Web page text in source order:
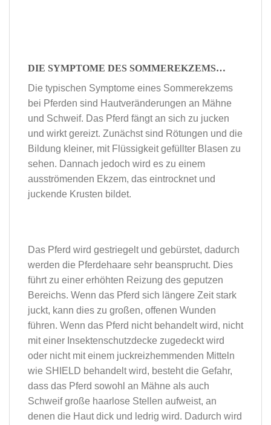
DIE SYMPTOME DES SOMMEREKZEMS…
Die typischen Symptome eines Sommerekzems
bei Pferden sind Hautveränderungen an Mähne
und Schweif. Das Pferd fängt an sich zu jucken
und wirkt gereizt. Zunächst sind Rötungen und die
Bildung kleiner, mit Flüssigkeit gefüllter Blasen zu
sehen. Dannach jedoch wird es zu einem
ausströmenden Ekzem, das eintrocknet und
juckende Krusten bildet.
Das Pferd wird gestriegelt und gebürstet, dadurch
werden die Pferdehaare sehr beansprucht. Dies
führt zu einer erhöhten Reizung des geputzen
Bereichs. Wenn das Pferd sich längere Zeit stark
juckt, kann dies zu großen, offenen Wunden
führen. Wenn das Pferd nicht behandelt wird, nicht
mit einer Insektenschutzdecke zugedeckt wird
oder nicht mit einem juckreizhemmenden Mitteln
wie SHIELD behandelt wird, besteht die Gefahr,
dass das Pferd sowohl an Mähne als auch
Schweif große haarlose Stellen aufweist, an
denen die Haut dick und ledrig wird. Dadurch wird